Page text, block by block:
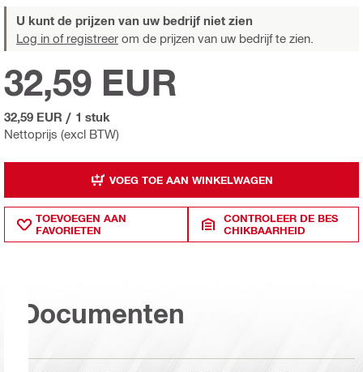
U kunt de prijzen van uw bedrijf niet zien
Log in of registreer om de prijzen van uw bedrijf te zien.
Nettoprijs (excl BTW)
32,59 EUR
32,59 EUR / 1 stuk
VOEG TOE AAN WINKELWAGEN
TOEVOEGEN AAN
FAVORIETEN
CONTROLEER DE BES
CHIKBAARHEID
Documenten